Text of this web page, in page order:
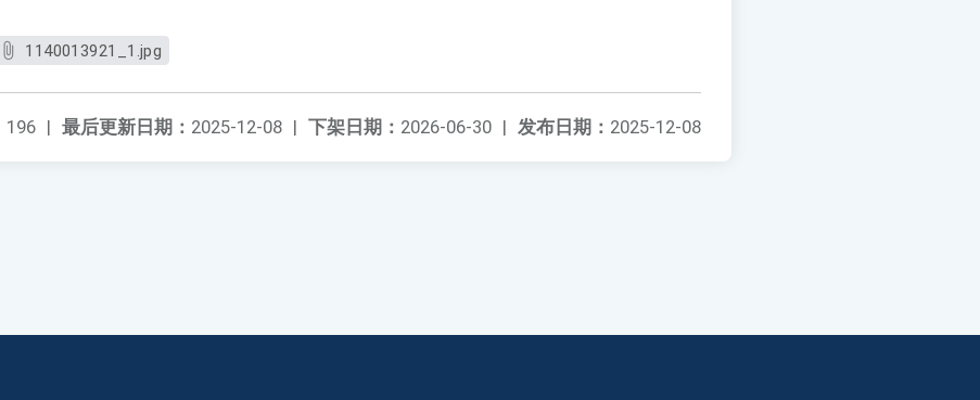
1140013921_1.jpg
发布日期： 2025-12-08
下架日期： 2026-06-30 |
最后更新日期： 2025-12-08 |
196 |